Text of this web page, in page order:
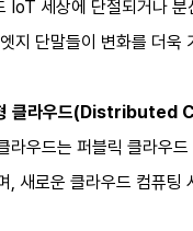
IoT 세상에 단절되거나
지 단말들이 변화를 더욱
클라우드(Distributed
라우드는 퍼블릭 클라우
, 새로운 클라우드 컴퓨팅